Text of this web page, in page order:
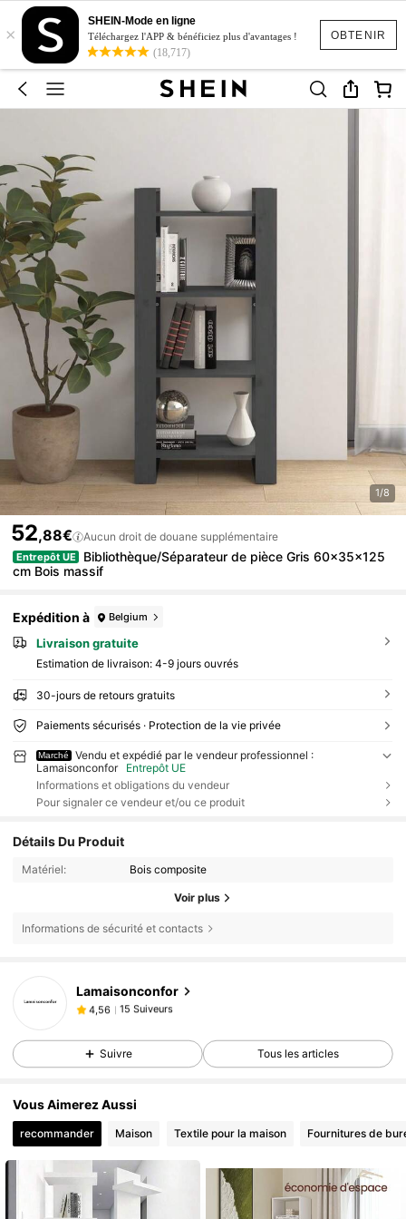
OBTENIR
×
SHEIN-Mode en ligne
Téléchargez l'APP & bénéficiez plus d'avantages !
(18,717)
1/8
52,88€ Aucun droit de douane supplémentaire
Entrepôt UE
Bibliothèque/Séparateur de pièce Gris 60x35x125
cm Bois massif
Expédition à Belgium
Livraison gratuite
Estimation de livraison: 4-9 jours ouvrés
30-jours de retours gratuits
Paiements sécurisés · Protection de la vie privée
Marché
Vendu et expédié par le vendeur professionnel :
Lamaisonconfor
Entrepôt UE
Informations et obligations du vendeur
Pour signaler ce vendeur et/ou ce produit
Détails Du Produit
Matériel: Bois composite
Voir plus
Informations de sécurité et contacts
Lamaisonconfor
15 Suiveurs
i***4 est en train de naviguer
Suivre Tous les articles
Vous Aimerez Aussi
recommander Maison Textile pour la maison Fournitures de